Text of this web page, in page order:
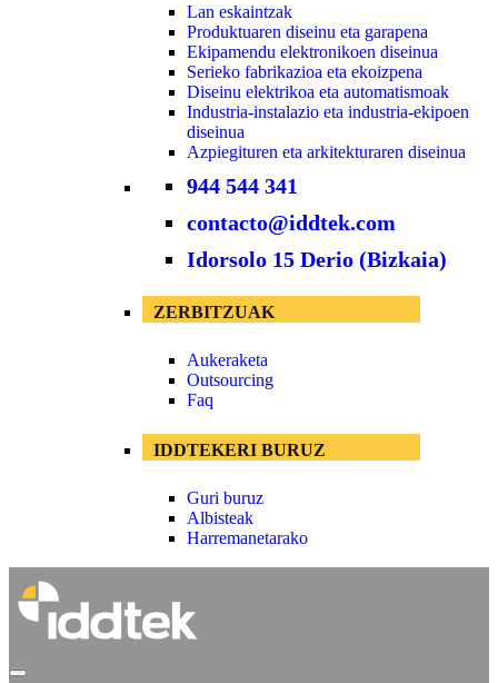
Lan eskaintzak
Produktuaren diseinu eta garapena
Ekipamendu elektronikoen diseinua
Serieko fabrikazioa eta ekoizpena
Diseinu elektrikoa eta automatismoak
Industria-instalazio eta industria-ekipoen
diseinua
Azpiegituren eta arkitekturaren diseinua
944 544 341
contacto@iddtek.com
Idorsolo 15 Derio (Bizkaia)
ZERBITZUAK
Aukeraketa
Outsourcing
Faq
IDDTEKERI BURUZ
Guri buruz
Albisteak
Harremanetarako